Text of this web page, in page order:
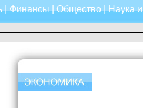
|Финансы|Общество|Наука